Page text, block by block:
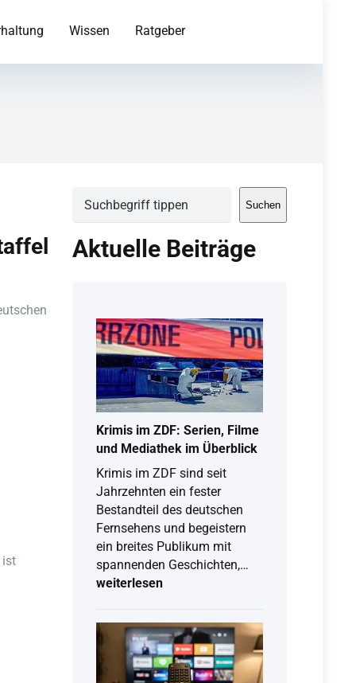
Wissen Ratgeber
ist
Suchen
Aktuelle Beiträge
Krimis im ZDF: Serien, Filme
und Mediathek im Überblick
Krimis im ZDF sind seit
Jahrzehnten ein fester
Bestandteil des deutschen
Fernsehens und begeistern
ein breites Publikum mit
spannenden Geschichten,…
Serien,
Filme
und
Mediathek
weiterlesen